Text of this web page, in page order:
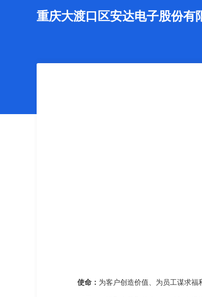
重庆大渡口区安达电子股份有
使命： 为客户创造价值、为员工谋求福